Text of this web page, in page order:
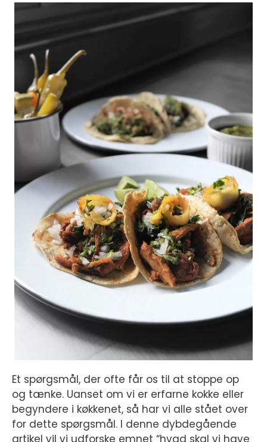
Et spørgsmål, der ofte får os til at stoppe op
og tænke. Uanset om vi er erfarne kokke eller
begyndere i køkkenet, så har vi alle stået over
for dette spørgsmål. I denne dybdegående